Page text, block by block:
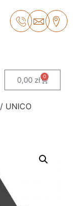
0,00 zł 0
/ UNICO